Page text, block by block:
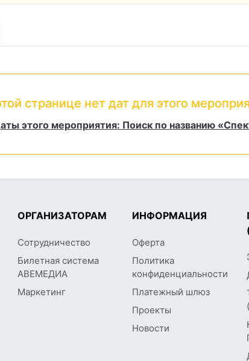
странице нет дат для этого
этого мероприятия: Поиск по названию
ОРГАНИЗАТОРАМ
Сотрудничество
Билетная система
АВЕМЕДИА
Маркетинг
ИНФОРМАЦИЯ
Оферта
Политика
конфиденциальности
Платежный шлюз
Проекты
Новости